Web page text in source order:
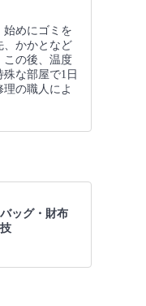
始めにゴミを
、かかとなど
この後、温度
な部屋で1日
の職人によ
ッグ・財布